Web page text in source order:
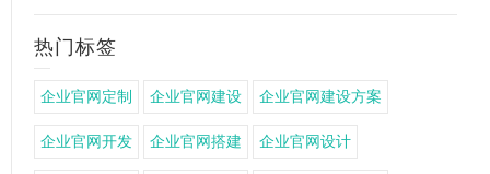
热门标签
企业官网定制 企业官网建设 企业官网建设方案
企业官网开发 企业官网搭建 企业官网设计